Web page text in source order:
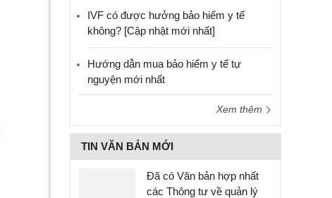
IVF có được hưởng bảo hiểm y tế
không? [Cập nhật mới nhất]
Hướng dẫn mua bảo hiểm y tế tự
nguyện mới nhất
Xem thêm
TIN VĂN BẢN MỚI
Đã có Văn bản hợp nhất
các Thông tư về quản lý